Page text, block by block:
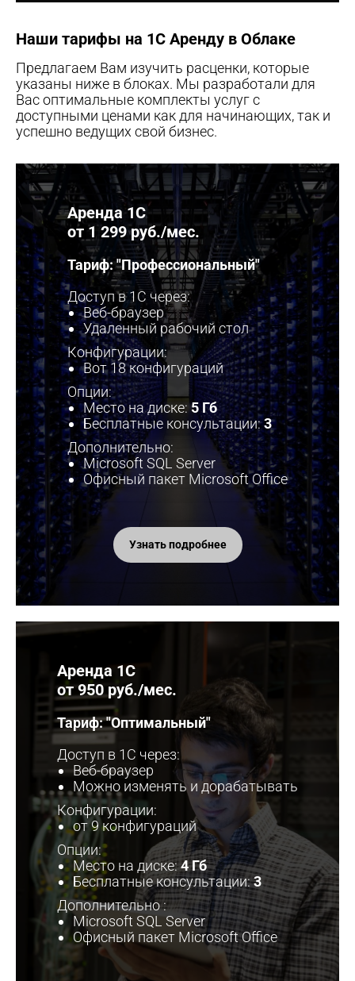
Наши тарифы на 1С Аренду в Облаке
Предлагаем Вам изучить расценки, которые
указаны ниже в блоках. Мы разработали для
Вас оптимальные комплекты услуг с
доступными ценами как для начинающих, так и
успешно ведущих свой бизнес.
Аренда 1С
от 1 299 руб./мес.
Тариф: "Профессиональный"
Доступ в 1С через:
Веб-браузер
Удаленный рабочий стол
Конфигурации:
Вот 18 конфигураций
Опции:
Место на диске:5 Гб
Бесплатные консультации:3
Дополнительно:
Microsoft SQL Server
Офисный пакет Microsoft Office
Узнать подробнее
Аренда 1С
от 950 руб./мес.
Тариф: "Оптимальный"
Доступ в 1С через:
Веб-браузер
Можно изменять и дорабатывать
Конфигурации:
от 9 конфигураций
Опции:
Место на диске:4Гб
Бесплатные консультации:3
Дополнительно :
Microsoft SQL Server
Офисный пакет Microsoft Office